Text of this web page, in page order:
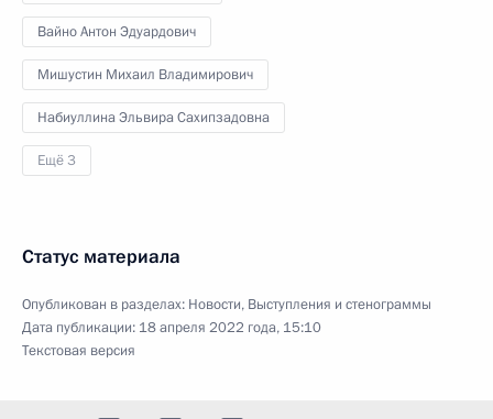
Вайно Антон Эдуардович
Мишустин Михаил Владимирович
Набиуллина Эльвира Сахипзадовна
Ещё 3
Статус материала
Опубликован в разделах: Новости, Выступления и стенограммы
Дата публикации: 18 апреля 2022 года, 15:10
Текстовая версия